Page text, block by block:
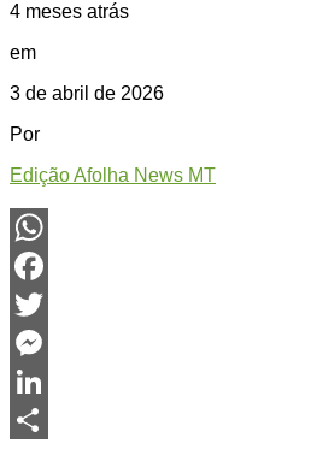
4 meses atrás
em
3 de abril de 2026
Por
Edição Afolha News MT
WhatsApp
Facebook
Twitter
Messenger
LinkedIn